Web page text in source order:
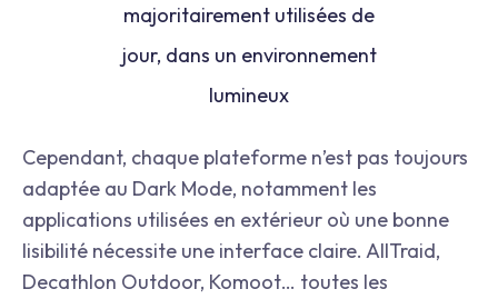
majoritairement utilisées de
jour, dans un environnement
lumineux
Cependant, chaque plateforme n’est pas toujours
adaptée au Dark Mode, notamment les
applications utilisées en extérieur où une bonne
lisibilité nécessite une interface claire. AllTraid,
Decathlon Outdoor, Komoot… toutes les